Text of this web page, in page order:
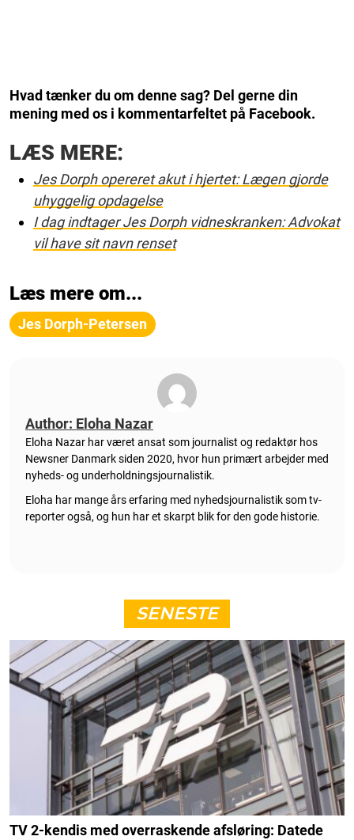
Hvad tænker du om denne sag? Del gerne din
mening med os i kommentarfeltet på Facebook.
LÆS MERE:
Jes Dorph opereret akut i hjertet: Lægen gjorde
uhyggelig opdagelse
I dag indtager Jes Dorph vidneskranken: Advokat
vil have sit navn renset
Læs mere om...
Jes Dorph-Petersen
Author: Eloha Nazar
Eloha Nazar har været ansat som journalist og redaktør hos
Newsner Danmark siden 2020, hvor hun primært arbejder med
nyheds- og underholdningsjournalistik.
Eloha har mange års erfaring med nyhedsjournalistik som tv-
reporter også, og hun har et skarpt blik for den gode historie.
SENESTE
TV 2-kendis med overraskende afsløring: Datede